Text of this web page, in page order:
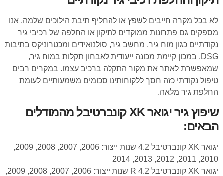
לא בכל מקרה חייבים לשפץ או להחליף תיבת הילוכים שלמה. אנו
מספקים גם פתרונות ממוקדים לתיקון או החלפה של רכיבי גיר
נקודתיים כגון מוח גיר, מחשב גיר, סולנואידים ומכטרוניקס בתיבות
DSG. במכון קיימת מכונה ייעודית לאבחון תקלות במוח גיר,
שמאפשרת לאתר את מקור התקלה ברכיב עצמו. במקרים רבים
טיפול נקודתי כזה חסך ללקוחותינו סכומים משמעותיים לעומת
החלפת גיר מלאה.
שיפוץ גיר יגואר XK קונברטיבל מהמודלים
הבאים:
יגואר XK קונברטיבל 4.2 שנות ייצור: 2006, 2007, 2008, 2009,
2010, 2011, 2012, 2013, 2014
יגואר XK קונברטיבל 4.2 R שנות ייצור: 2006, 2007, 2008, 2009,